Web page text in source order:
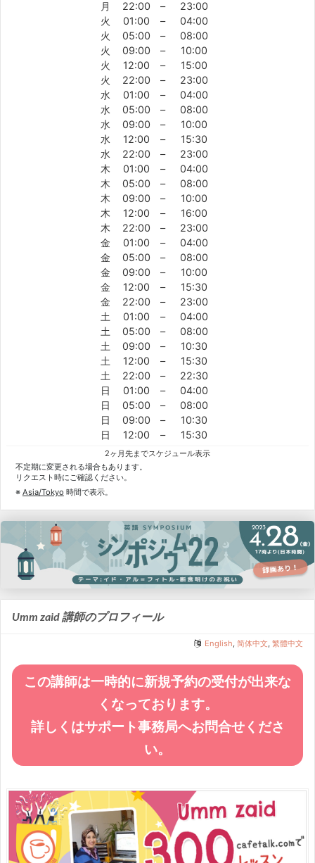
月 22:00 –
23:00
火
01:00 –
04:00
火
05:00 –
08:00
火
09:00 –
10:00
火
12:00 –
15:00
火
22:00 –
23:00
水
01:00 –
04:00
水
05:00 –
08:00
水
09:00 –
10:00
水
12:00 –
15:30
水
22:00 –
23:00
木
01:00 –
04:00
木
05:00 –
08:00
木
09:00 –
10:00
木
12:00 –
16:00
木
22:00 –
23:00
金
01:00 –
04:00
金
05:00 –
08:00
金
09:00 –
10:00
金
12:00 –
15:30
金
22:00 –
23:00
土
01:00 –
04:00
土
05:00 –
08:00
土
09:00 –
10:30
土
12:00 –
15:30
土
22:00 –
22:30
日
01:00 –
04:00
日
05:00 –
08:00
日
09:00 –
10:30
日
12:00 – 15:30
2ヶ月先までスケジュール表示
不定期に変更される場合もあります。
リクエスト時にご確認ください。
※ Asia/Tokyo 時間で表示。
Umm zaid 講師のプロフィール
English, 简体中文, 繁體中文
この講師は一時的に新規予約の受付が出来な
くなっております。
詳しくはサポート事務局へお問合せくださ
い。